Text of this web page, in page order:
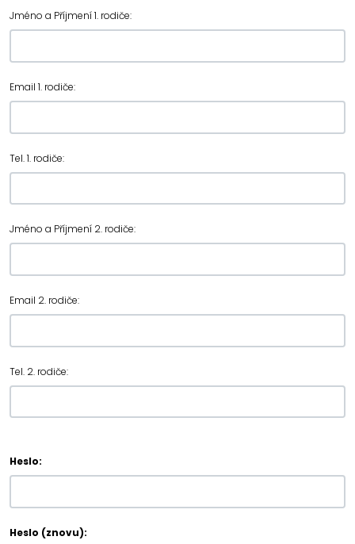
Jméno a Příjmení 1. rodiče:
Email 1. rodiče:
Tel. 1. rodiče:
Jméno a Příjmení 2. rodiče:
Email 2. rodiče:
Tel. 2. rodiče:
Heslo:
Heslo (znovu):